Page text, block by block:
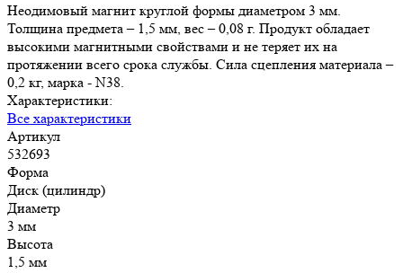
Неодимовый магнит круглой формы диаметром 3 мм.
Толщина предмета – 1,5 мм, вес – 0,08 г. Продукт обладает
высокими магнитными свойствами и не теряет их на
протяжении всего срока службы. Сила сцепления материала –
0,2 кг, марка - N38.
Характеристики:
Все характеристики
Артикул
532693
Форма
Диск (цилиндр)
Диаметр
3 мм
Высота
1,5 мм